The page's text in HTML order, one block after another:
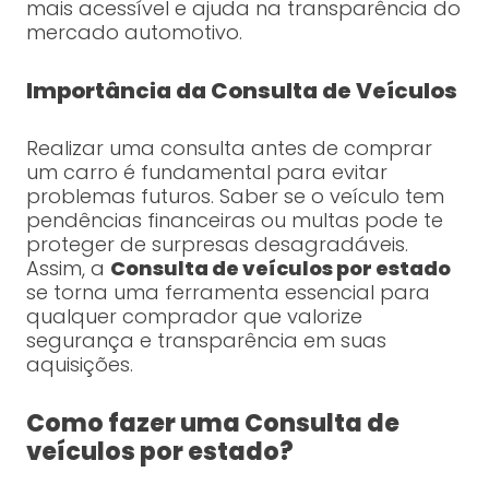
mais acessível e ajuda na transparência do
mercado automotivo.
Importância da Consulta de Veículos
Realizar uma consulta antes de comprar
um carro é fundamental para evitar
problemas futuros. Saber se o veículo tem
pendências financeiras ou multas pode te
proteger de surpresas desagradáveis.
Assim, a Consulta de veículos por estado
se torna uma ferramenta essencial para
qualquer comprador que valorize
segurança e transparência em suas
aquisições.
Como fazer uma Consulta de
veículos por estado?